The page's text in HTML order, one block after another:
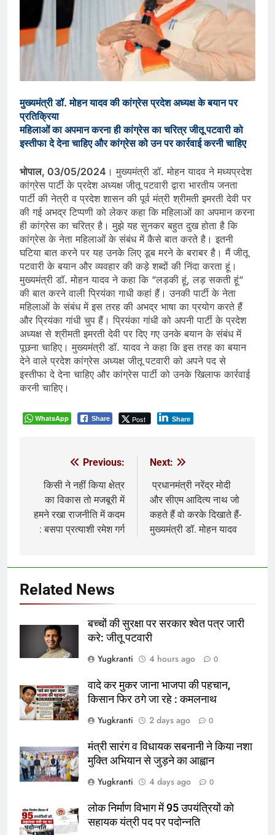
मुख्यमंत्री डॉ. मोहन यादव की कांग्रेस प्रदेश अध्यक्ष के बयान पर
प्रतिक्रिया
महिलाओं का अपमान करना ही कांग्रेस का चरित्र जीतू पटवारी को
इस्तीफा दे देना चाहिए और कांग्रेस को उन पर कार्रवाई करनी चाहिए
भोपाल, 03/05/2024 । मुख्यमंत्री डॉ. मोहन यादव ने मध्यप्रदेश
कांग्रेस पार्टी के प्रदेश अध्यक्ष जीतू पटवारी द्वारा भारतीय जनता
पार्टी की नेत्री व प्रदेश शासन की पूर्व मंत्री श्रीमती इमरती देवी पर
की गई अभद्र टिप्पणी को लेकर कहा कि महिलाओं का अपमान करना
ही कांग्रेस का चरित्र है। मुझे यह सुनकर बहुत दुख होता है कि
कांग्रेस के नेता महिलाओं के संबंध में कैसे बात करते है। इतनी
घटिया बात करने पर यह उनके लिए डूब मरने के बराबर है। मैं जीतू
पटवारी के बयान और व्यवहार की कड़े शब्दों की निंदा करता हूं।
मुख्यमंत्री डॉ. मोहन यादव ने कहा कि “लड़की हूं, लड़ सकती हूं“
की बात करने वाली प्रियंका गाधी कहां हैं। उनकी पार्टी के नेता
महिलाओं के संबंध में इस तरह की अभद्र भाषा का प्रयोग करते हैं
और प्रियंका गांधी चुप हैं। प्रियंका गांधी को अपनी पार्टी के प्रदेश
अध्यक्ष से श्रीमती इमरती देवी पर दिए गए उनके बयान के संबंध में
पूछना चाहिए। मुख्यमंत्री डॉ. यादव ने कहा कि इस तरह का बयान
देने वाले प्रदेश कांग्रेस अध्यक्ष जीतू पटवारी को अपने पद से
इस्तीफा दे देना चाहिए और कांग्रेस पार्टी को उनके खिलाफ कार्रवाई
करनी चाहिए।
WhatsApp Share Post Share
navigation
Previous:
किसी ने नहीं किया क्षेत्र
का विकास तो मजबूरी में
हमने रखा राजनीति में कदम
: बसपा प्रत्याशी रमेश गर्ग
Next:
प्रधानमंत्री नरेंद्र मोदी
और सीएम आदित्य नाथ जो
कहते हैं वो करके दिखाते हैं-
मुख्यमंत्री डॉ. मोहन यादव
Related News
बच्चों की सुरक्षा पर सरकार श्वेत पत्र जारी
करे: जीतू पटवारी
Yugkranti
4 hours ago 0
वादे कर मुकर जाना भाजपा की पहचान,
किसान फिर ठगे जा रहे : कमलनाथ
Yugkranti
2 days ago 0
मंत्री सारंग व विधायक सबनानी ने किया नशा
मुक्ति अभियान से जुड़ने का आह्वान
Yugkranti
4 days ago 0
लोक निर्माण विभाग में 95 उपयंत्रियों को
सहायक यंत्री पद पर पदोन्नति